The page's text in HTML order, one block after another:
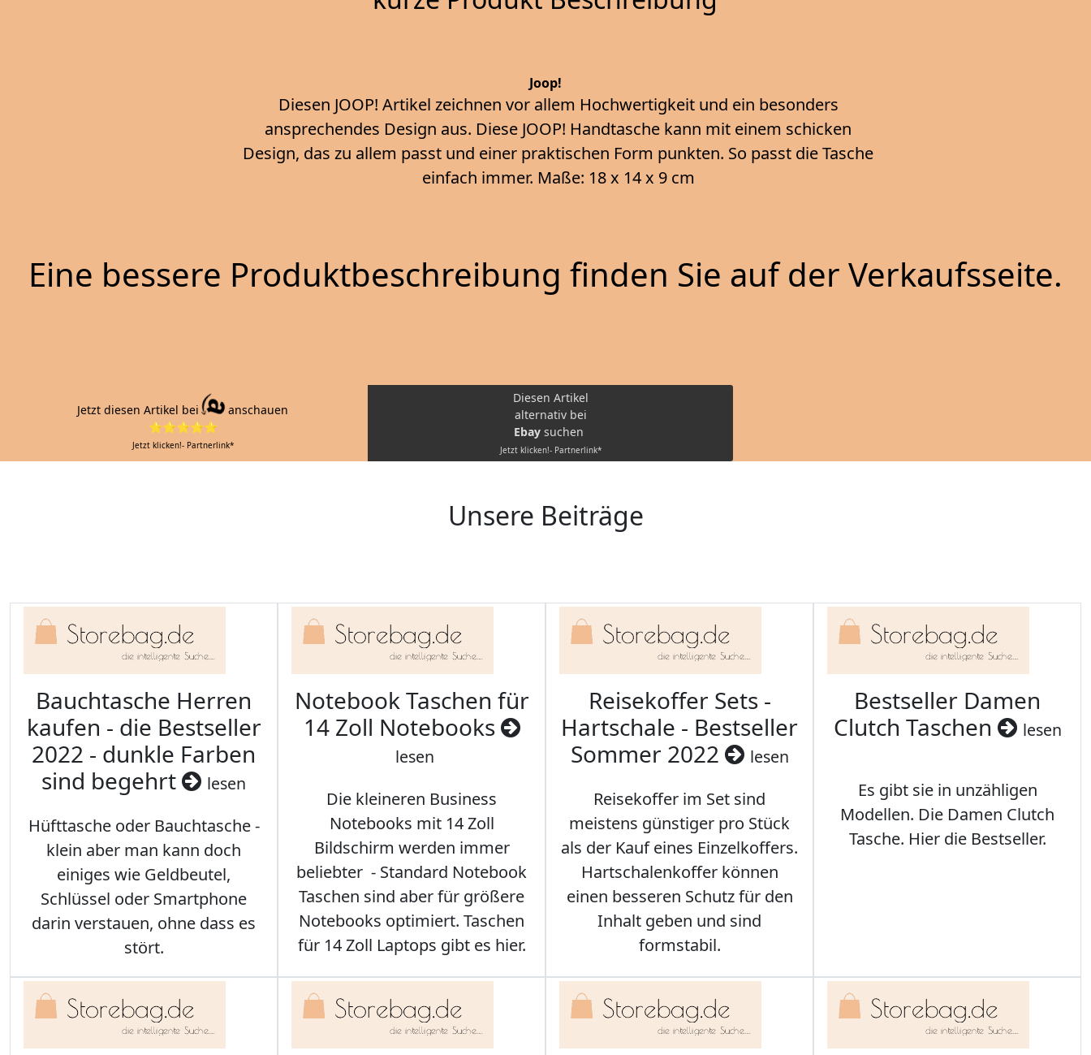
Joop!
Diesen JOOP! Artikel zeichnen vor allem Hochwertigkeit und ein besonders
ansprechendes Design aus. Diese JOOP! Handtasche kann mit einem schicken
Design, das zu allem passt und einer praktischen Form punkten. So passt die Tasche
einfach immer. Maße: 18 x 14 x 9 cm
Eine bessere Produktbeschreibung finden Sie auf der Verkaufsseite.
Jetzt diesen Artikel bei
anschauen
⭐⭐⭐⭐⭐
Jetzt klicken!- Partnerlink*
Diesen Artikel
alternativ bei
Ebay suchen
Jetzt klicken!- Partnerlink*
Unsere Beiträge
Bauchtasche Herren
kaufen - die Bestseller
2022 - dunkle Farben
sind begehrt
lesen
Hüfttasche oder Bauchtasche -
klein aber man kann doch
einiges wie Geldbeutel,
Schlüssel oder Smartphone
darin verstauen, ohne dass es
stört.
Notebook Taschen für
14 Zoll Notebooks
lesen
Die kleineren Business
Notebooks mit 14 Zoll
Bildschirm werden immer
beliebter - Standard Notebook
Taschen sind aber für größere
Notebooks optimiert. Taschen
für 14 Zoll Laptops gibt es hier.
Reisekoffer Sets -
Hartschale - Bestseller
Sommer 2022
lesen
Reisekoffer im Set sind
meistens günstiger pro Stück
als der Kauf eines Einzelkoffers.
Hartschalenkoffer können
einen besseren Schutz für den
Inhalt geben und sind
formstabil.
Bestseller Damen
Clutch Taschen
lesen
Es gibt sie in unzähligen
Modellen. Die Damen Clutch
Tasche. Hier die Bestseller.